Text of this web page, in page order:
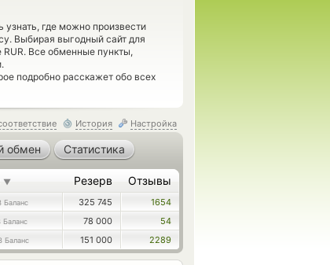
где можно произвести
Выбирая выгодный сайт для
Все обменные пункты,
подробно расскажет обо всех
История Настройка
обмен Статистика
▼ Резерв Отзывы
Баланс 325 745
1654
Баланс 78 000
54
Баланс 151 000 2289